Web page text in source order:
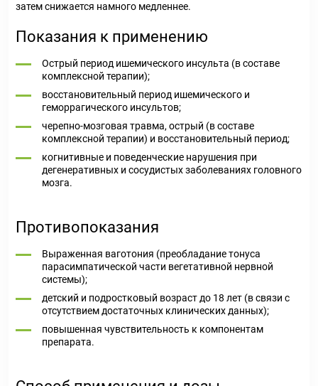
затем снижается намного медленнее.
Показания к применению
Острый период ишемического инсульта (в составе
комплексной терапии);
восстановительный период ишемического и
геморрагического инсультов;
черепно-мозговая травма, острый (в составе
комплексной терапии) и восстановительный период;
когнитивные и поведенческие нарушения при
дегенеративных и сосудистых заболеваниях головного
мозга.
Противопоказания
Выраженная ваготония (преобладание тонуса
парасимпатической части вегетативной нервной
системы);
детский и подростковый возраст до 18 лет (в связи с
отсутствием достаточных клинических данных);
повышенная чувствительность к компонентам
препарата.